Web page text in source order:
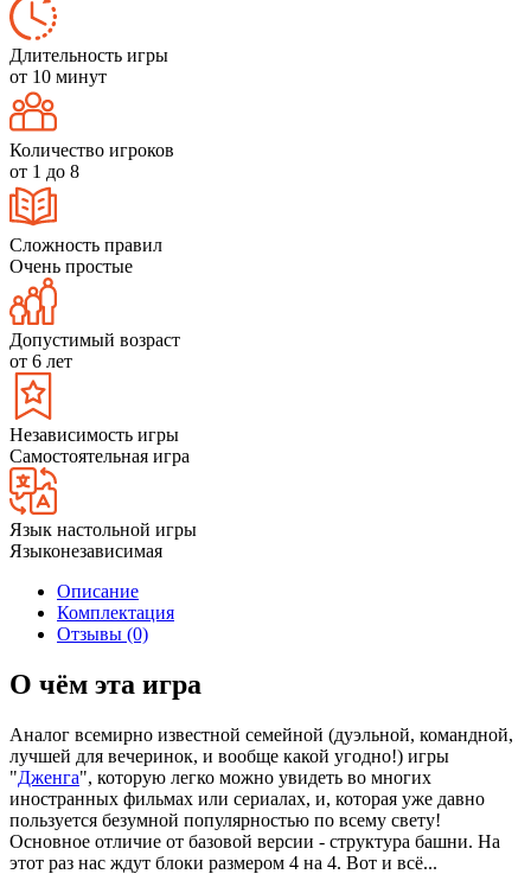
Длительность игры
от 10 минут
Количество игроков
от 1 до 8
Сложность правил
Очень простые
Допустимый возраст
от 6 лет
Независимость игры
Самостоятельная игра
Язык настольной игры
Языконезависимая
Описание
Комплектация
Отзывы (0)
О чём эта игра
Аналог всемирно известной семейной (дуэльной, командной,
лучшей для вечеринок, и вообще какой угодно!) игры
"Дженга", которую легко можно увидеть во многих
иностранных фильмах или сериалах, и, которая уже давно
пользуется безумной популярностью по всему свету!
Основное отличие от базовой версии - структура башни. На
этот раз нас ждут блоки размером 4 на 4. Вот и всё...